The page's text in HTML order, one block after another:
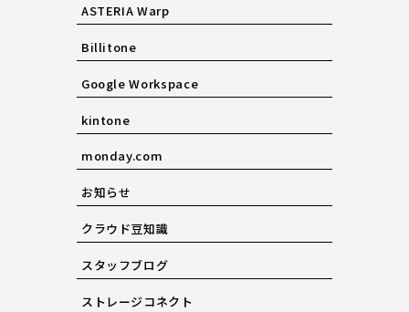
ASTERIA Warp
Billitone
Google Workspace
kintone
monday.com
お知らせ
クラウド豆知識
スタッフブログ
ストレージコネクト